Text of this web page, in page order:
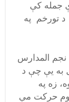
جمله کې
تورخم په
المدارس
به یې چې د
زه په
حرکت مې